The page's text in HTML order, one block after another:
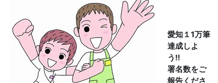
愛知１1万筆
達成しよ
う!!
署名数をご
報告くださ